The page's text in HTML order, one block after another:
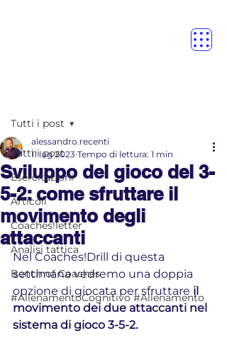
Tutti i post
Esercitazioni
Articoli
Coaches!letter
Analisi tattica
Bench of Coaches
#AllenamentoCognitivo #Allenamento
Tutti i post
Sviluppo del gioco del 3-
5-2: come sfruttare il
movimento degli
attaccanti
alessandro.recenti
11 lug 2023 Tempo di lettura: 1 min
Nel Coaches!Drill di questa
settimana vedremo una doppia
opzione di giocata per sfruttare il
movimento dei due attaccanti nel
sistema di gioco 3-5-2.